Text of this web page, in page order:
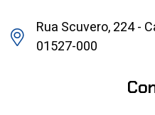
Rua Scuvero, 224 -
01527-000